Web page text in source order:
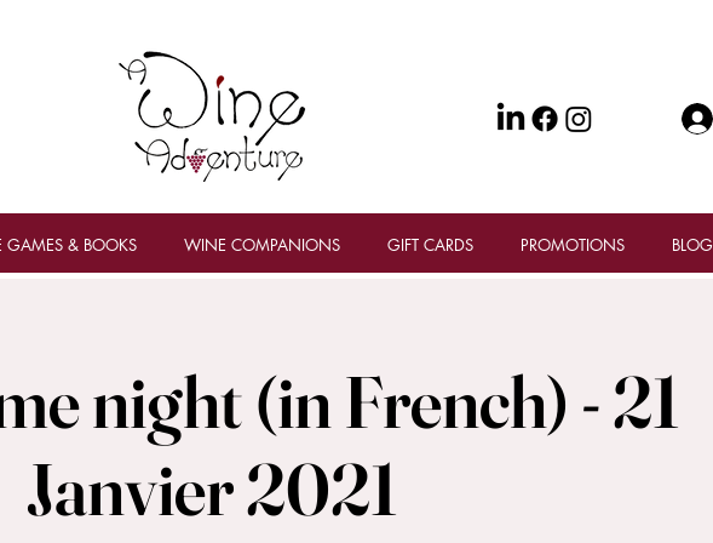
GAMES & BOOKS WINE COMPANIONS GIFT CARDS PROMOTIONS BLOG
night (in French) - 21
Janvier 2021